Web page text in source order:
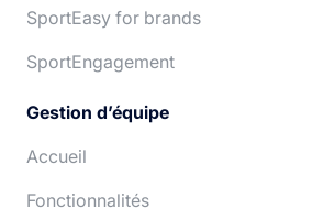
SportEasy for brands
SportEngagement
Gestion d’équipe
Accueil
Fonctionnalités